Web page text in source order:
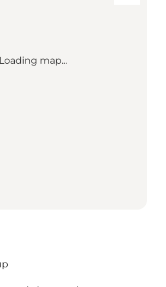
Loading map...